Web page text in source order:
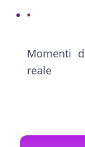
Momenti
reale